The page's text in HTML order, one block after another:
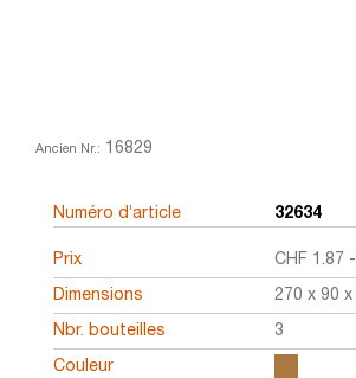
Ancien Nr.: 16829
Numéro d’article 32634
Prix CHF 1.87 -
Dimensions 270 x 90 x
Nbr. bouteilles 3
Couleur